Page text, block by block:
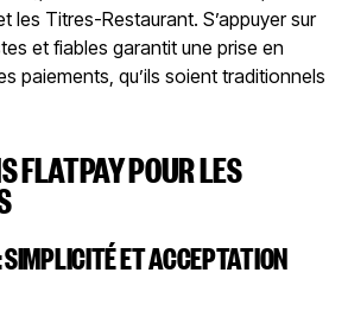
les Titres-Restaurant. S’appuyer sur
et fiables garantit une prise en
paiements, qu’ils soient traditionnels
FLATPAY POUR LES
ET ACCEPTATION